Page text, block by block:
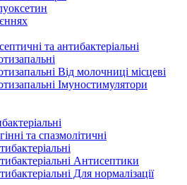
та антибактеріальні
Від молочниці місцеві
Імуностимулятори
та спазмолітичні
Антисептики
Для нормалізації